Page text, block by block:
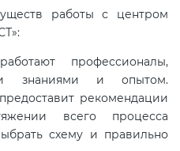
работы с центром
профессионалы,
знаниями и опытом.
рекомендации
всего процесса
схему и правильно